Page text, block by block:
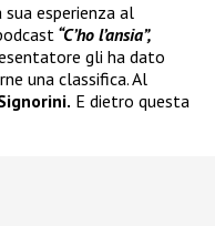
esperienza al
“C’ho l’ansia”,
gli ha dato
una classifica. Al
E dietro questa